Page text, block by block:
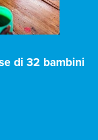
di 32 bambini